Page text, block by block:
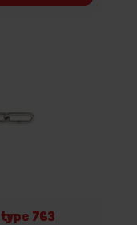
763